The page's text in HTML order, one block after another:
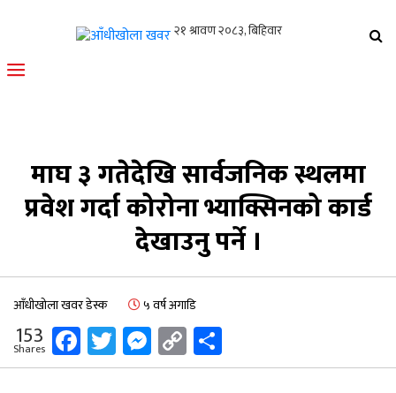
आँधीखोला खवर
मोफसलकै लोकप्रिय अनलाइन पत्रिका
माघ ३ गतेदेखि सार्वजनिक स्थलमा
प्रवेश गर्दा कोरोना भ्याक्सिनको कार्ड
देखाउनु पर्ने ।
आँधीखोला खवर डेस्क ५ वर्ष अगाडि
153
Shares Facebook
Twitter
Messenger
Copy
Link